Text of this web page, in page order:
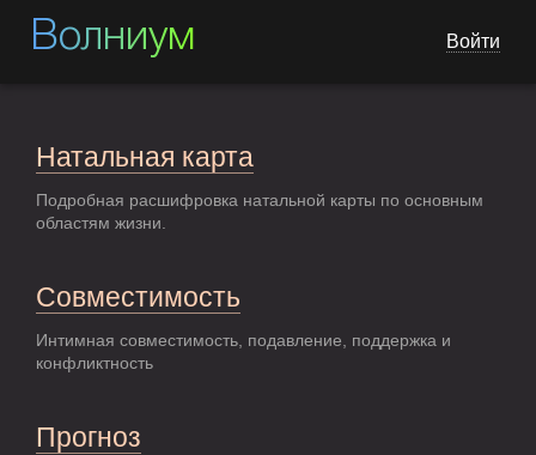
Волниум Войти
Натальная карта
Подробная расшифровка натальной карты по основным
областям жизни.
Совместимость
Интимная совместимость, подавление, поддержка и
конфликтность
Прогноз